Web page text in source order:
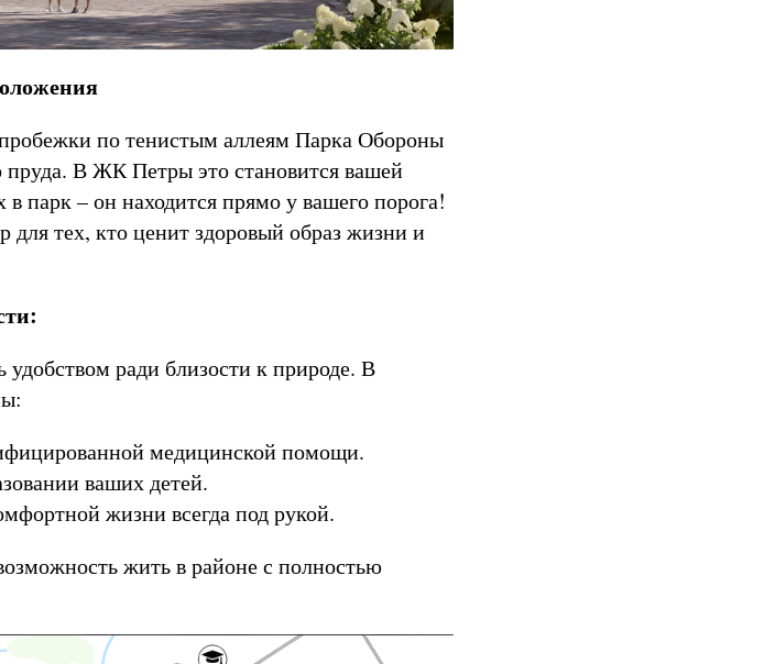
по тенистым аллеям Парка Обороны
пруда. В ЖК Петры это становится вашей
в парк – он находится прямо у вашего порога!
тех, кто ценит здоровый образ жизни и
ради близости к природе. В
медицинской помощи.
ваших детей.
жизни всегда под рукой.
жить в районе с полностью